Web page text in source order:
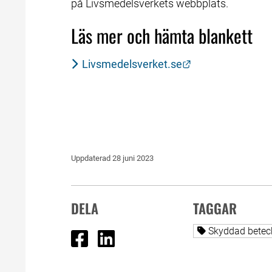
på Livsmedelsverkets webbplats.
Läs mer och hämta blankett
Livsmedelsverket.se
Uppdaterad 28 juni 2023
DELA
Dela på Facebook
Dela på Linked In
TAGGAR
Alla sidor
Skyddad